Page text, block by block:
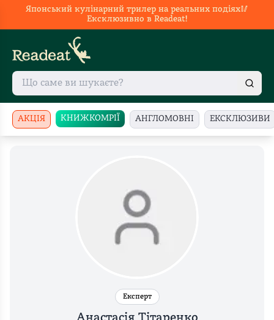
Японський кулінарний трилер на реальних подіях🥢
Ексклюзивно в Readeat!
АКЦІЯ КНИЖКОМРІЇ АНГЛОМОВНІ ЕКСКЛЮЗИВИ
Експерт